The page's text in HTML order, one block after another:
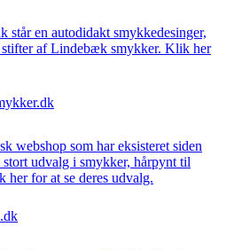
en autodidakt smykkedesinger,
af Lindebæk smykker. Klik her
webshop som har eksisteret siden
stort udvalg i smykker, hårpynt til
her for at se deres udvalg.